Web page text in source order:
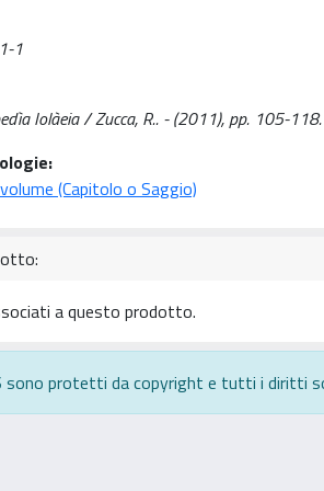
1
Iolàeia / Zucca, R.. - (2011), pp. 105-118.
(Capitolo o Saggio)
a questo prodotto.
sono protetti da copyright e tutti i diritti